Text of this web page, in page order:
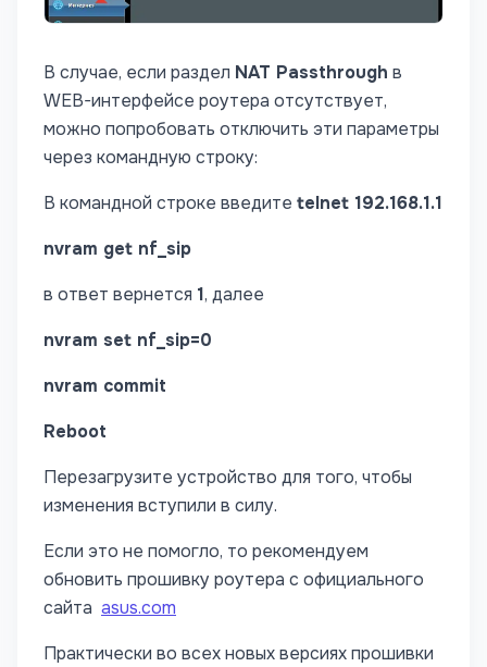
В случае, если раздел NAT Passthrough в
WEB-интерфейсе роутера отсутствует,
можно попробовать отключить эти параметры
через командную строку:
В командной строке введите telnet 192.168.1.1
nvram get nf_sip
в ответ вернется 1, далее
nvram set nf_sip=0
nvram commit
Reboot
Перезагрузите устройство для того, чтобы
изменения вступили в силу.
Если это не помогло, то рекомендуем
обновить прошивку роутера с официального
сайта asus.com
Практически во всех новых версиях прошивки